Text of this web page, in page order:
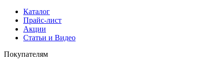
Каталог
Прайс-лист
Акции
Статьи и Видео
Покупателям